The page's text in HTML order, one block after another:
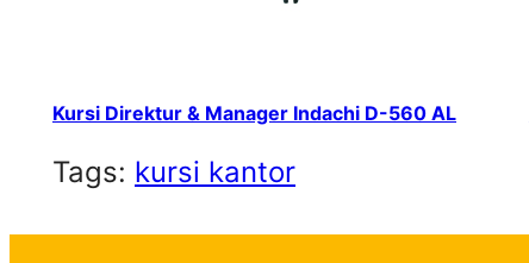
Kursi Direktur & Manager Indachi D-560 AL
Tags: kursi kantor